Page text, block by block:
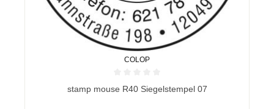
COLOP
Durchschnittliche Bewertung von 0 von 5 Sternen
stamp mouse R40 Siegelstempel 07